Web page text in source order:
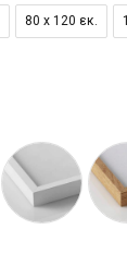
80 x 120 εκ.